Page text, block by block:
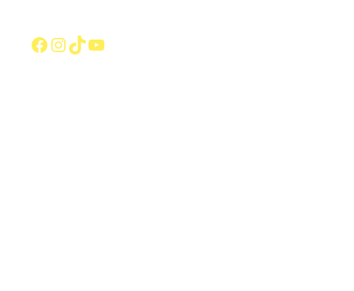
Facebook
Instagram
TikTok
YouTube